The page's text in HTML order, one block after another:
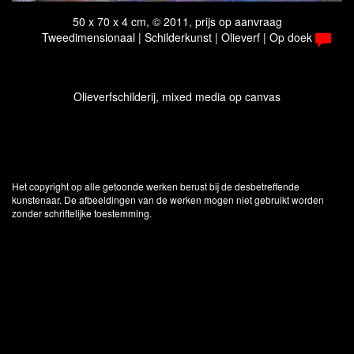
50 x 70 x 4 cm, © 2011, prijs op aanvraag
Tweedimensionaal | Schilderkunst | Olieverf | Op doek
Olieverfschilderij, mixed media op canvas
Het copyright op alle getoonde werken berust bij de desbetreffende
kunstenaar. De afbeeldingen van de werken mogen niet gebruikt worden
zonder schriftelijke toestemming.